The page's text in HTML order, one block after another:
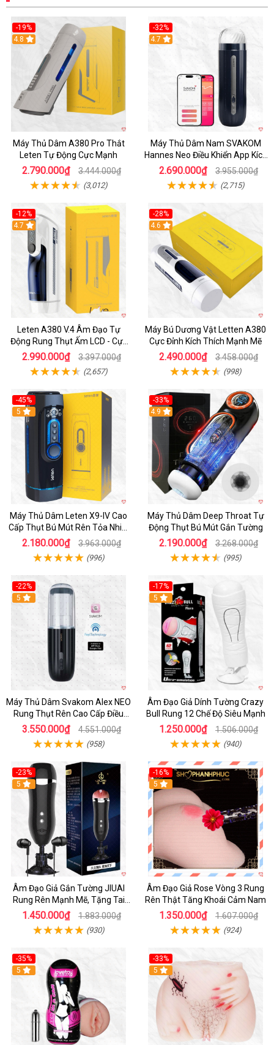
-19%
Hot
4.8
Máy Thủ Dâm A380 Pro Thắt
Leten Tự Động Cực Mạnh
2.790.000₫ 3.444.000₫
(3,012)
-32%
Hot
4.7
Máy Thủ Dâm Nam SVAKOM
Hannes Neo Điều Khiển App Kích
Thích
2.690.000₫ 3.955.000₫
(2,715)
-12%
Hot
4.7
Leten A380 V.4 Âm Đạo Tự
Động Rung Thụt Ấm LCD - Cực
Phê
2.990.000₫ 3.397.000₫
(2,657)
-28%
Hot
4.6
Máy Bú Dương Vật Letten A380
Cực Đỉnh Kích Thích Mạnh Mẽ
2.490.000₫ 3.458.000₫
(998)
-45%
Hot
5
Máy Thủ Dâm Leten X9-IV Cao
Cấp Thụt Bú Mút Rên Tỏa Nhiệt
Sạc Pin
2.180.000₫ 3.963.000₫
(996)
-33%
Hot
4.9
Máy Thủ Dâm Deep Throat Tự
Động Thụt Bú Mút Gắn Tường
2.190.000₫ 3.268.000₫
(995)
-22%
5
Máy Thủ Dâm Svakom Alex NEO
Rung Thụt Rên Cao Cấp Điều
Khiển App
3.550.000₫ 4.551.000₫
(958)
-17%
5
Âm Đạo Giả Dính Tường Crazy
Bull Rung 12 Chế Độ Siêu Mạnh
1.250.000₫ 1.506.000₫
(940)
-23%
5
Âm Đạo Giả Gắn Tường JIUAI
Rung Rên Mạnh Mẽ, Tặng Tai
Nghe
1.450.000₫ 1.883.000₫
(930)
-16%
5
Âm Đạo Giả Rose Vòng 3 Rung
Rên Thật Tăng Khoái Cảm Nam
1.350.000₫ 1.607.000₫
(924)
-35%
5
-33%
5